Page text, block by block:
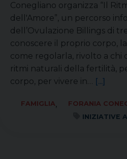
Conegliano organizza “Il
dell'Amore”, un percorso
dell’Ovulazione Billings di
conoscere il proprio corpo,
come regolarla, rivolto a chi
ritmi naturali della fertilità,
corpo, per vivere in… [...]
FAMIGLIA,
FORANIA
INIZIATIVE